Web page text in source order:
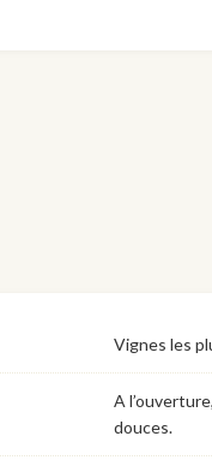
Vignes les
A
douces.